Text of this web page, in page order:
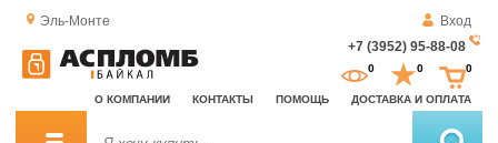
Эль-Монте
Вход
+7 (3952) 95-88-08
О КОМПАНИИ КОНТАКТЫ ПОМОЩЬ ДОСТАВКА И ОПЛАТА
0 0 0